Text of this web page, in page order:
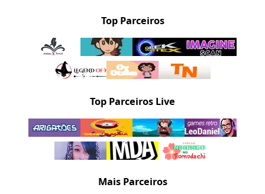
Top Parceiros
Top Parceiros Live
Mais Parceiros